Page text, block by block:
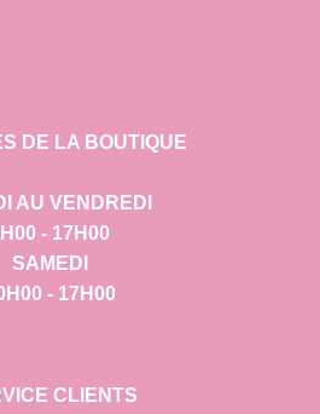
DE LA BOUTIQUE
AU VENDREDI
- 17H00
SAMEDI
- 17H00
CLIENTS